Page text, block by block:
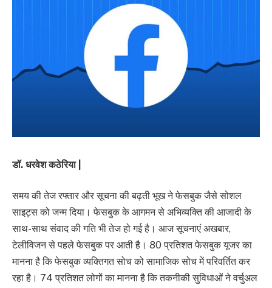
डॉ. धरवेश कठेरिया |
समय की तेज रफ्तार और सूचना की बढ़ती भूख ने फेसबुक जैसे सोशल
साइट्स को जन्म दिया। फेसबुक के आगमन से अभिव्यक्ति की आजादी के
साथ-साथ संवाद की गति भी तेज हो गई है। आज सूचनाएं अखबार,
टेलीविजन से पहले फेसबुक पर आती है। 80 प्रतिशत फेसबुक यूजर का
मानना है कि फेसबुक व्यक्तिगत सोच को सामाजिक सोच में परिवर्तित कर
रहा है। 74 प्रतिशत लोगों का मानना है कि तकनीकी सुविधाओं ने वर्चुअल